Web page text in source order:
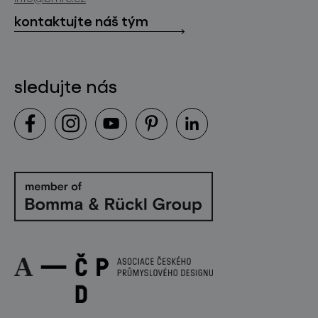
kontaktujte náš tým
sledujte nás